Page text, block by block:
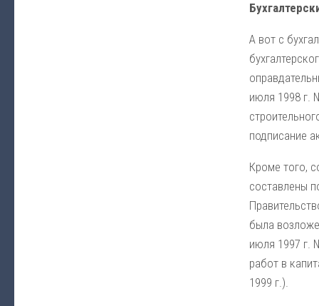
А вот с
июля 1998 г.
подписание
Кроме того,
составлены
была
июля 1997 г.
работ в
1999 г.).